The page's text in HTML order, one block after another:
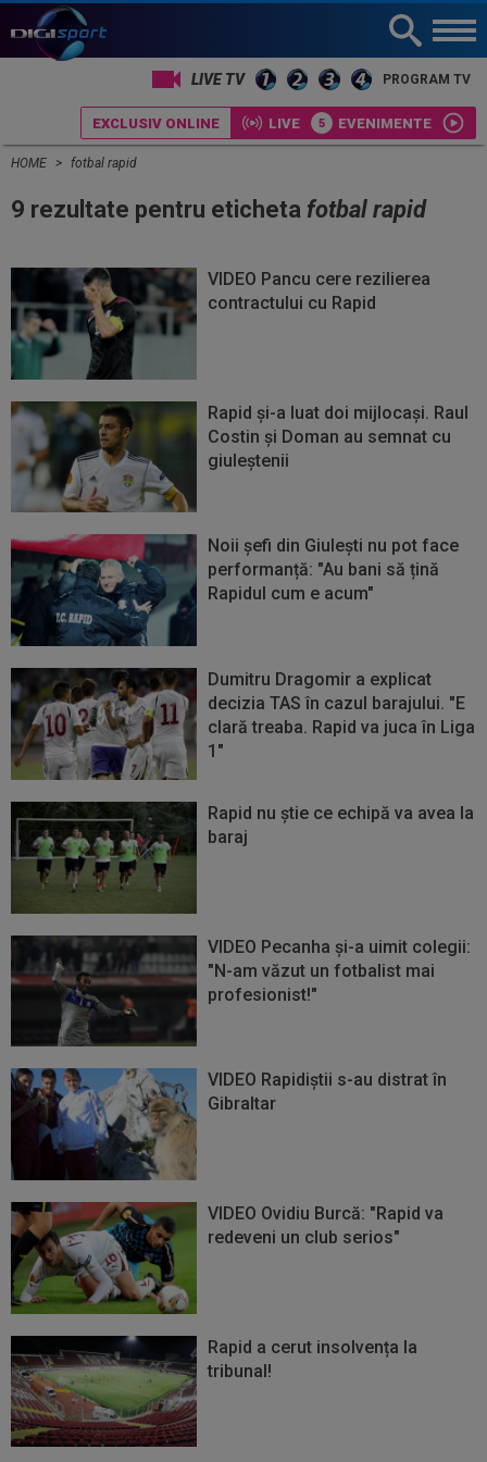
LIVE TV PROGRAM TV
EXCLUSIV ONLINE LIVE EVENIMENTE
HOME fotbal rapid
9 rezultate pentru eticheta fotbal rapid
VIDEO Pancu cere rezilierea
contractului cu Rapid
Rapid și-a luat doi mijlocași. Raul
Costin și Doman au semnat cu
giuleștenii
Noii șefi din Giulești nu pot face
performanță: "Au bani să țină
Rapidul cum e acum"
Dumitru Dragomir a explicat
decizia TAS în cazul barajului. "E
clară treaba. Rapid va juca în Liga
1"
Rapid nu știe ce echipă va avea la
baraj
VIDEO Pecanha și-a uimit colegii:
"N-am văzut un fotbalist mai
profesionist!"
VIDEO Rapidiștii s-au distrat în
Gibraltar
VIDEO Ovidiu Burcă: "Rapid va
redeveni un club serios"
Rapid a cerut insolvența la
tribunal!